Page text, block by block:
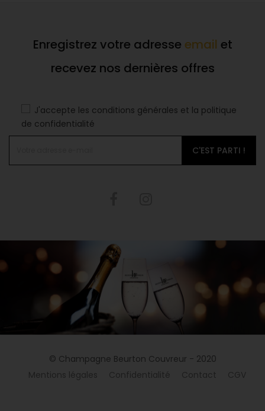
Enregistrez votre adresse email et
recevez nos dernières offres
J'accepte les conditions générales et la politique
de confidentialité
C'EST PARTI !
© Champagne Beurton Couvreur - 2020
Mentions légales
Confidentialité Contact CGV